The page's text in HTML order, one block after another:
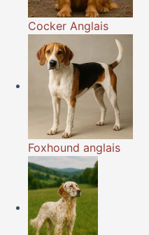
Cocker Anglais
Foxhound anglais